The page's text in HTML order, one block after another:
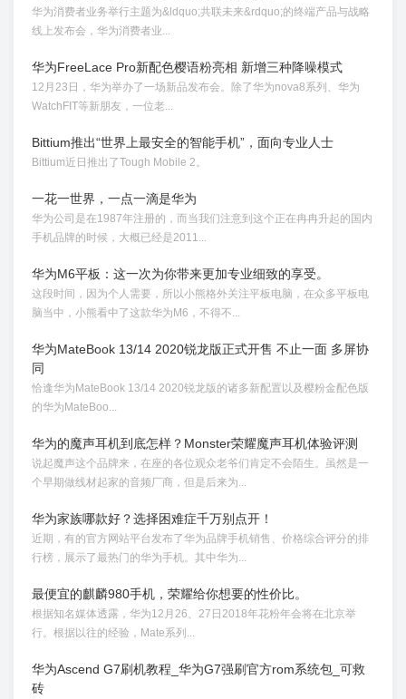
华为消费者业务举行主题为&ldquo;共联未来&rdquo;的终端产品与战略
线上发布会，华为消费者业...
华为FreeLace Pro新配色樱语粉亮相 新增三种降噪模式
12月23日，华为举办了一场新品发布会。除了华为nova8系列、华为
WatchFIT等新朋友，一位老...
Bittium推出“世界上最安全的智能手机”，面向专业人士
Bittium近日推出了Tough Mobile 2。
一花一世界，一点一滴是华为
华为公司是在1987年注册的，而当我们注意到这个正在冉冉升起的国内
手机品牌的时候，大概已经是2011...
华为M6平板：这一次为你带来更加专业细致的享受。
这段时间，因为个人需要，所以小熊格外关注平板电脑，在众多平板电
脑当中，小熊看中了这款华为M6，不得不...
华为MateBook 13/14 2020锐龙版正式开售 不止一面 多屏协
同
恰逢华为MateBook 13/14 2020锐龙版的诸多新配置以及樱粉金配色版
的华为MateBoo...
华为的魔声耳机到底怎样？Monster荣耀魔声耳机体验评测
说起魔声这个品牌来，在座的各位观众老爷们肯定不会陌生。虽然是一
个早期做线材起家的音频厂商，但是后来为...
华为家族哪款好？选择困难症千万别点开！
近期，有的官方网站平台发布了华为品牌手机销售、价格综合评分的排
行榜，展示了最热门的华为手机。其中华为...
最便宜的麒麟980手机，荣耀给你想要的性价比。
根据知名媒体透露，华为12月26、27日2018年花粉年会将在北京举
行。根据以往的经验，Mate系列...
华为Ascend G7刷机教程_华为G7强刷官方rom系统包_可救
砖